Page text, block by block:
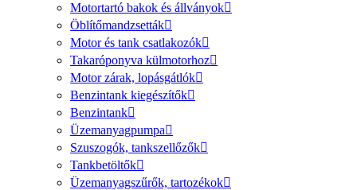
Motortartó bakok és állványok
Öblítőmandzsetták
Motor és tank csatlakozók
Takaróponyva külmotorhoz
Motor zárak, lopásgátlók
Benzintank kiegészítők
Benzintank
Üzemanyagpumpa
Szuszogók, tankszellőzők
Tankbetöltők
Üzemanyagszűrők, tartozékok